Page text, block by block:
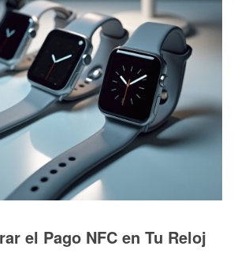
el Pago NFC en Tu Reloj